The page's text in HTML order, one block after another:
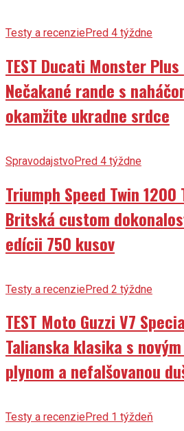
Testy a recenziePred 4 týždne
TEST Ducati Monster
Nečakané rande s
okamžite ukradne srdce
SpravodajstvoPred 4 týždne
Triumph Speed Twin 1200
Britská custom
edícii 750 kusov
Testy a recenziePred 2 týždne
TEST Moto Guzzi V7
Talianska klasika s
plynom a nefalšovanou
Testy a recenziePred 1 týždeň